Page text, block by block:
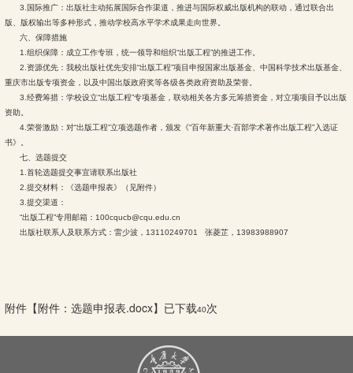
3.国际推广：出版社主动拓展国际合作渠道，推进与国际权威出版机构的联动，通过联合出
版、版权输出等多种形式，推动学校高水平学术成果走向世界。
六、保障措施
1.组织保障：成立工作专班，统一领导和组织“出版工程”的推进工作。
2.资源优先：我校出版社优先安排“出版工程”项目申报国家出版基金、中国科学技术出版基金、
重庆市出版专项资金，以及中国出版政府奖等各级各类政府资助及荣誉。
3.经费筹措：学校设立“出版工程”专项基金，联动相关各方多元筹措资金，对立项项目予以出版
资助。
4.荣誉激励：对“出版工程”立项选题作者，颁发《“百年新重大·百部学术著作出版工程”入选证
书》。
七、选题提交
1.首轮选题提交事宜请联系出版社
2.提交材料：《选题申报表》（见附件）
3.提交渠道：
“出版工程”专用邮箱：100cqucb@cqu.edu.cn
出版社联系人及联系方式：雷少波，13110249701 张菱芷，13983988907
附件【附件：选题申报表.docx】已下载40次